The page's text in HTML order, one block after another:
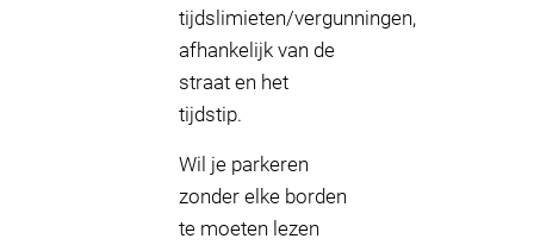
tijdslimieten/vergunningen,
afhankelijk van de
straat en het
tijdstip.
Wil je parkeren
zonder elke borden
te moeten lezen